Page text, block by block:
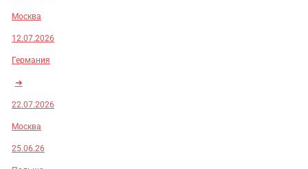
Москва
12.07.2026
Германия
➜
22.07.2026
Москва
25.06.26